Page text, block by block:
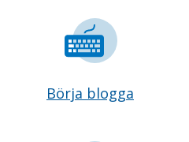
Börja blogga